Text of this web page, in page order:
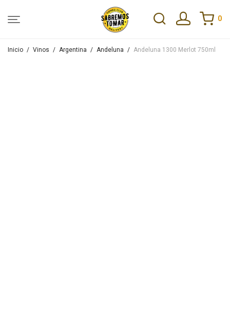
0
Inicio / Vinos / Argentina / Andeluna / Andeluna 1300 Merlot 750ml